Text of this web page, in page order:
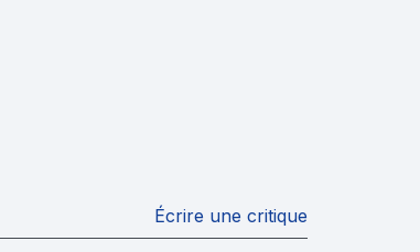
Écrire une critique